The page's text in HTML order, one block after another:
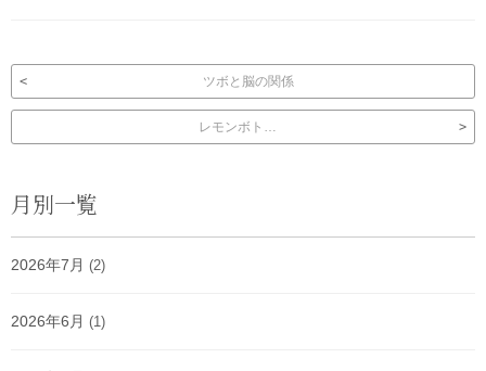
投稿ナビゲーション ツボと脳の関係
レモンボト…
月別一覧
2026年7月 (2)
2026年6月 (1)